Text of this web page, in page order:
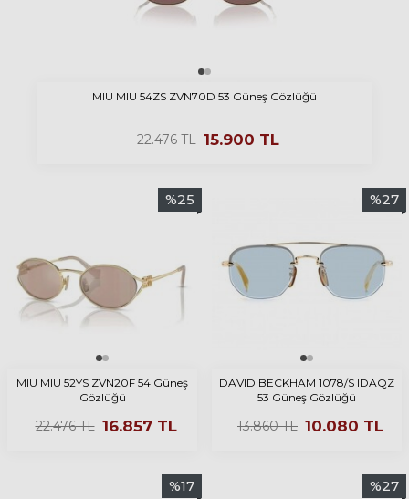
MIU MIU 54ZS ZVN70D 53 Güneş Gözlüğü
22.476TL 15.900 TL
%25
MIU MIU 52YS ZVN20F 54 Güneş
Gözlüğü
22.476TL 16.857TL
%27
DAVID BECKHAM 1078/S IDAQZ
53 Güneş Gözlüğü
13.860TL 10.080 TL
%17 %27